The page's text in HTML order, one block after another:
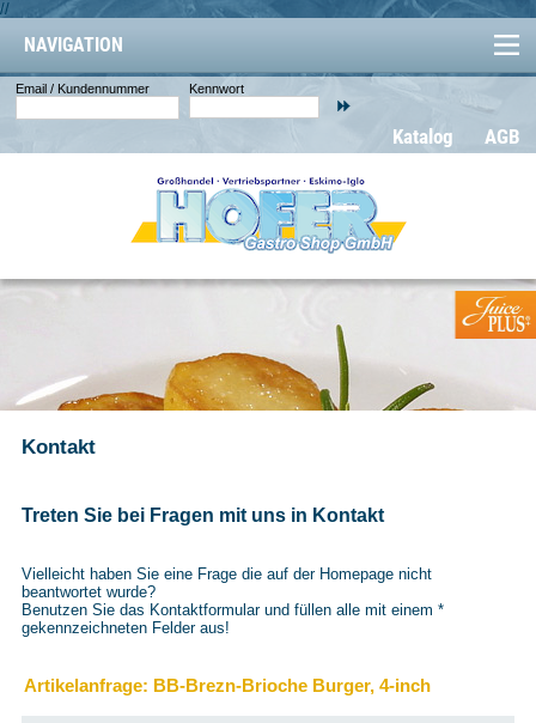
//
NAVIGATION
Email / Kundennummer Kennwort
AGB
Katalog
Kontakt
Treten Sie bei Fragen mit uns in Kontakt
Vielleicht haben Sie eine Frage die auf der Homepage nicht
beantwortet wurde?
Benutzen Sie das Kontaktformular und füllen alle mit einem *
gekennzeichneten Felder aus!
Artikelanfrage: BB-Brezn-Brioche Burger, 4-inch